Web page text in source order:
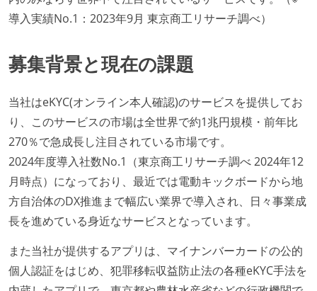
導入実績No.1：2023年9月 東京商工リサーチ調べ）
募集背景と現在の課題
当社はeKYC(オンライン本人確認)のサービスを提供してお
り、このサービスの市場は全世界で約1兆円規模・前年比
270％で急成長し注目されている市場です。
2024年度導入社数No.1（東京商工リサーチ調べ 2024年12
月時点）になっており、最近では電動キックボードから地
方自治体のDX推進まで幅広い業界で導入され、日々事業成
長を進めている身近なサービスとなっています。
また当社が提供するアプリは、マイナンバーカードの公的
個人認証をはじめ、犯罪移転収益防止法の各種eKYC手法を